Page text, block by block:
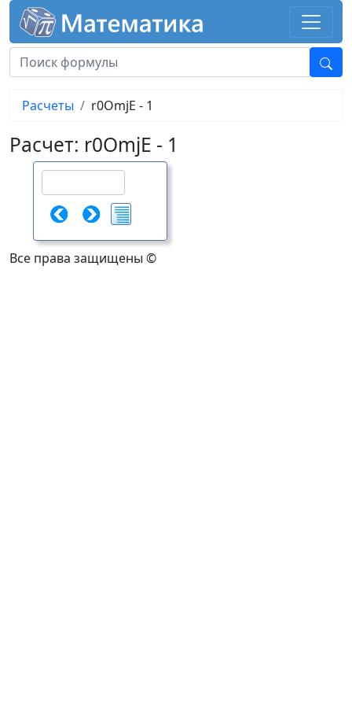
Расчеты r0OmjE - 1
Расчет: r0OmjE - 1
Все права защищены ©